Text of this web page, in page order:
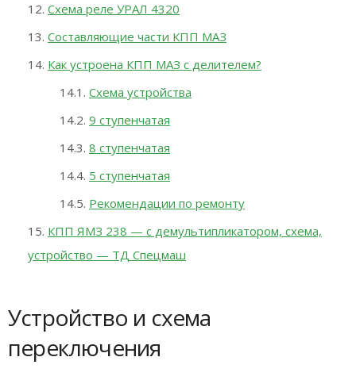
Схема реле УРАЛ 4320
Составляющие части КПП МАЗ
Как устроена КПП МАЗ с делителем?
Схема устройства
9 ступенчатая
8 ступенчатая
5 ступенчатая
Рекомендации по ремонту
КПП ЯМЗ 238 — с демультипликатором, схема,
устройство — ТД Спецмаш
Устройство и схема
переключения